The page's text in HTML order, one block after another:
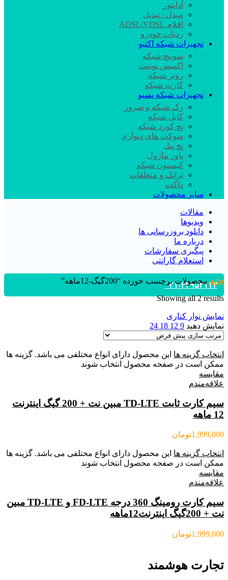
آداپتور
مبدل / تبدیل
اقلام ADSL/VDSL
ردیاب خودرو
تجهیزات شبکه اکتیو
سوییچ شبکه
اکسس پوینت
روتر شبکه
کارت شبکه
تجهیزات شبکه پسیو
رک شبکه و سرور
کابل شبکه
پچ کورد شبکه
سوکت های دیواری
پچ پنل
پاور ماژول
کیستون شبکه
ترانک و متعلقات
داکت
سایر محصولات
مقالات
ویدیوها
دانلود بروزرسانی ها
درباره ما
پیگیری سفارشات
استعلام گارانتی
۰۲۱-۴۴۹۵۲۱۱۳خانه محصولات برچسب خورده “200گیگ-12ماهه”
Showing all 2 results
نمایش نوار کناری
نمایش دهید 9
12
18
24
انتخاب گزینه ها این محصول دارای انواع مختلفی می باشد. گزینه ها
ممکن است در صفحه محصول انتخاب شوند
مقایسه
علاقه‌مندم
سیم کارت ثابت TD-LTE مبین نت + 200 گیگ اینترنت
12 ماهه
1,999,000تومان
انتخاب گزینه ها این محصول دارای انواع مختلفی می باشد. گزینه ها
ممکن است در صفحه محصول انتخاب شوند
مقایسه
علاقه‌مندم
سیم کارت رومینگ 360 درجه FD-LTE و TD-LTE مبین
نت + 200گیگ اینترنت12ماهه
1,999,000تومان
تجارت هوشمند